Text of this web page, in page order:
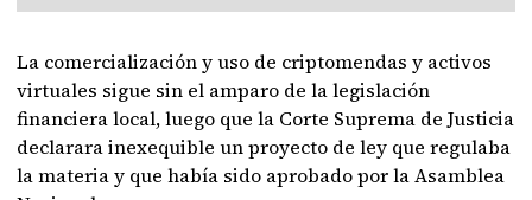
La comercialización y uso de criptomendas y activos
virtuales sigue sin el amparo de la legislación
financiera local, luego que la Corte Suprema de Justicia
declarara inexequible un proyecto de ley que regulaba
la materia y que había sido aprobado por la Asamblea